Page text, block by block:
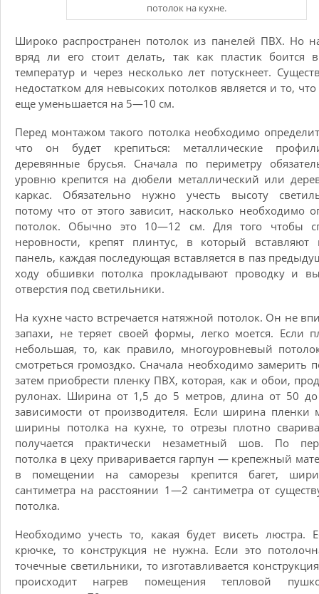
потолок на кухне.
Широко распространен потолок из панелей ПВХ. Но
вряд ли его стоит делать, так как пластик боится
температур и через несколько лет потускнеет.
недостатком для невысоких потолков является и то,
еще уменьшается на 5—10 см.
Перед монтажом такого потолка необходимо
что он будет крепиться: металлические
деревянные брусья. Сначала по периметру
уровню крепится на дюбели металлический или
каркас. Обязательно нужно учесть высоту
потому что от этого зависит, насколько необходимо
потолок. Обычно это 10—12 см. Для того чтобы
неровности, крепят плинтус, в который вставляют
панель, каждая последующая вставляется в паз
ходу обшивки потолка прокладывают проводку и
отверстия под светильники.
На кухне часто встречается натяжной потолок. Он не
запахи, не теряет своей формы, легко моется. Если
небольшая, то, как правило, многоуровневый
смотреться громоздко. Сначала необходимо замерить
затем приобрести пленку ПВХ, которая, как и обои,
рулонах. Ширина от 1,5 до 5 метров, длина от 50
зависимости от производителя. Если ширина пленки
ширины потолка на кухне, то отрезы плотно
получается практически незаметный шов. По
потолка в цеху приваривается гарпун — крепежный
в помещении на саморезы крепится багет,
сантиметра на расстоянии 1—2 сантиметра от
потолка.
Необходимо учесть то, какая будет висеть люстра.
крючке, то конструкция не нужна. Если это
точечные светильники, то изготавливается
происходит нагрев помещения тепловой